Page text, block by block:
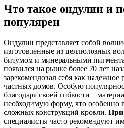
Что такое ондулин и
популярен
Ондулин представляет собой
изготовленные из целлюлозных
битумом и минеральными
появился на рынке более 70 лет
зарекомендовал себя как надежное
частных домов. Особую
благодаря своей гибкости –
необходимую форму, что особенно
сложных конструкций кровли. При
специалисты часто рекомендуют